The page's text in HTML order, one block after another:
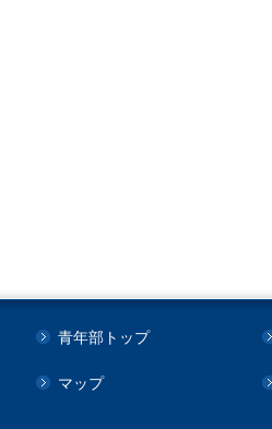
青年部トップ
マップ